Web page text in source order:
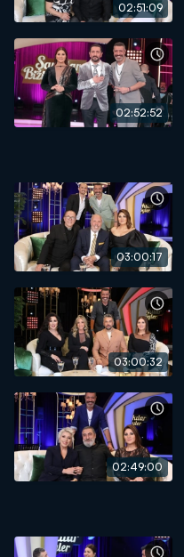
02:51:09
02:52:52
03:00:17
03:00:32
02:49:00